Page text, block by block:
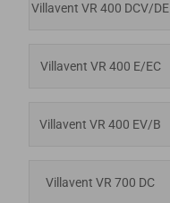
Villavent VR 400 DCV/DE
Villavent VR 400 E/EC
Villavent VR 400 EV/B
Villavent VR 700 DC